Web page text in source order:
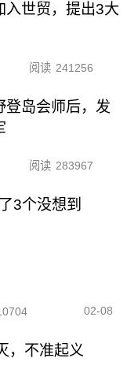
入世贸，提出3大
阅读 241256
登岛会师后，发
阅读 283967
3个没想到
02-08
，不准起义